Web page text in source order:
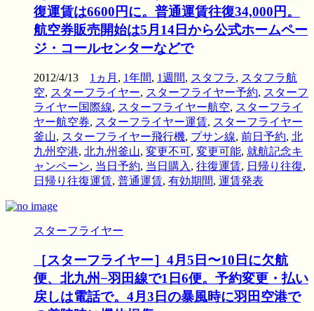
復運賃は6600円に。普通運賃往復34,000円。
航空券販売開始は5月14日から公式ホームペー
ジ・コールセンターなどで
2012/4/13 1ヵ月 , 1年間, 1週間, スタフラ, スタフラ航
空, スターフライヤー, スターフライヤー予約, スターフ
ライヤー国際線, スターフライヤー航空, スターフライ
ヤー航空券, スターフライヤー運賃, スターフライヤー
釜山, スターフライヤー飛行機, プサン線, 前日予約, 北
九州空港, 北九州釜山, 変更不可, 変更可能, 就航記念キ
ャンペーン, 当日予約, 当日購入 , 往復運賃, 日帰り往復,
日帰り往復運賃, 普通運賃, 有効期間, 運賃発表
スターフライヤー
［スターフライヤー］4月5日〜10日に欠航
便、北九州−羽田線で1日6便。予約変更・払い
戻しは電話で。4月3日の暴風時に羽田空港で